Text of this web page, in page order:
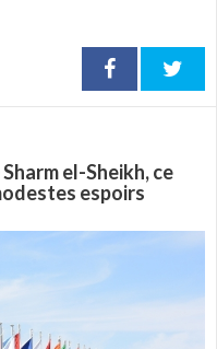
el-Sheikh, ce
espoirs